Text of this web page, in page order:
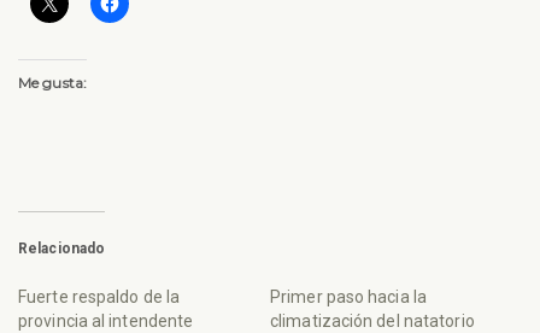
Me gusta:
Relacionado
Fuerte respaldo de la
provincia al intendente
Primer paso hacia la
climatización del natatorio